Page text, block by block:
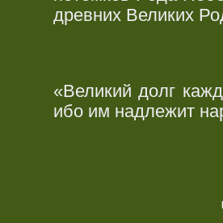
древних Великих
«Великий долг
ибо им надлежит